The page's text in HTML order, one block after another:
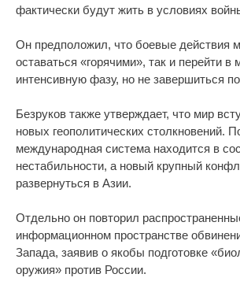
фактически будут жить в условиях
Он предположил, что боевые действия
оставаться «горячими», так и перейти в
интенсивную фазу, но не завершиться
Безруков также утверждает, что мир
новых геополитических столкновений.
международная система находится в
нестабильности, а новый крупный
развернуться в Азии.
Отдельно он повторил
информационном пространстве
Запада, заявив о якобы подготовке
оружия» против России.